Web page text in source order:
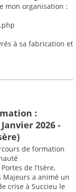
mon organisation :
à sa fabrication et
:
Janvier 2026 -
de formation
de l’Isère,
Majeurs a animé un
crise à Succieu le